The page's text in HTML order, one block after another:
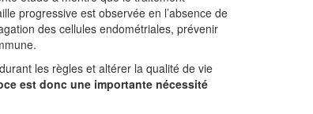
progressive est observée en l’absence de
des cellules endométriales, prévenir
les règles et altérer la qualité de vie
est donc une importante nécessité